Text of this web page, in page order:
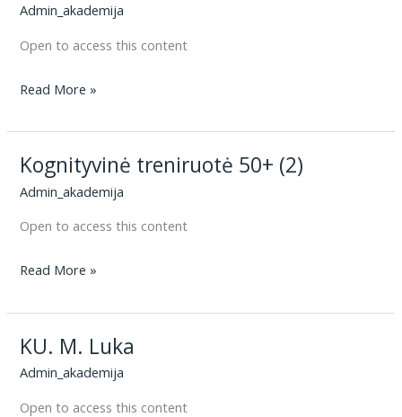
Admin_akademija
Open to access this content
Kognityvinė
18+
(2)
Read More »
Kognityvinė treniruotė 50+ (2)
Admin_akademija
Open to access this content
Kognityvinė
50+
(2)
Read More »
KU. M. Luka
Admin_akademija
Open to access this content